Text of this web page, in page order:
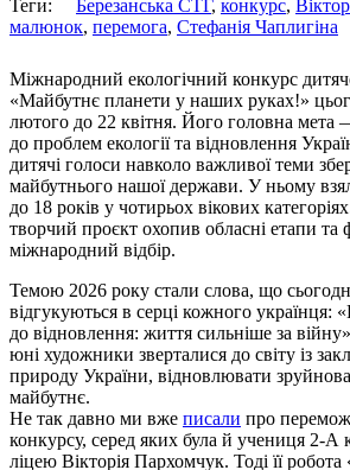
Теги: Березанська СТГ, конкурс,
малюнок, перемога, Стефанія Чаплигіна
Міжнародний екологічний конкурс
«Майбутнє планети у наших руках!»
лютого до 22 квітня. Його головна мета
до проблем екології та відновлення
дитячі голоси навколо важливої теми
майбутнього нашої держави. У ньому
до 18 років у чотирьох вікових
творчий проєкт охопив обласні етапи та
міжнародний відбір.
Темою 2026 року стали слова, що
відгукуються в серці кожного
до відновлення: життя сильніше за
юні художники зверталися до світу із
природу України, відновлювати
майбутнє.
Не так давно ми вже писали про
конкурсу, серед яких була й учениця 2-А
ліцею Вікторія Пархомчук. Тоді її робота